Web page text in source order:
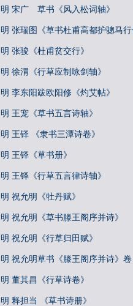
明 宋广 草书《风入松词轴》
明 张瑞图《草书杜甫高都护骢马行
明 张骏《杜甫贫交行》
明 徐渭《行草应制咏剑轴》
明 李东阳跋欧阳修《灼艾帖》
明 王宠《草书五言诗轴》
明 王铎 《隶书三潭诗卷》
明 王铎《草书册》
明 王铎《行草五言律诗轴》
明 祝允明《牡丹赋》
明 祝允明《草书滕王阁序并诗》
明 祝允明《行草归田赋》
明 祝允明草书《滕王阁序并诗》卷
明 董其昌《行草诗卷》
明 释担当 《草书诗册》